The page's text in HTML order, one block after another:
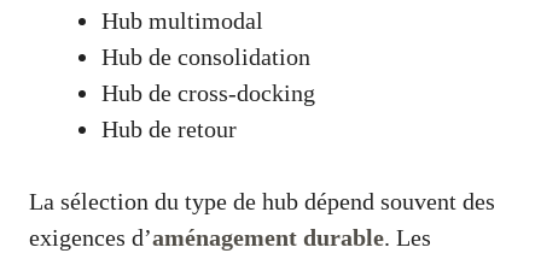
Hub multimodal
Hub de consolidation
Hub de cross-docking
Hub de retour
La sélection du type de hub dépend souvent des
exigences d’aménagement durable. Les